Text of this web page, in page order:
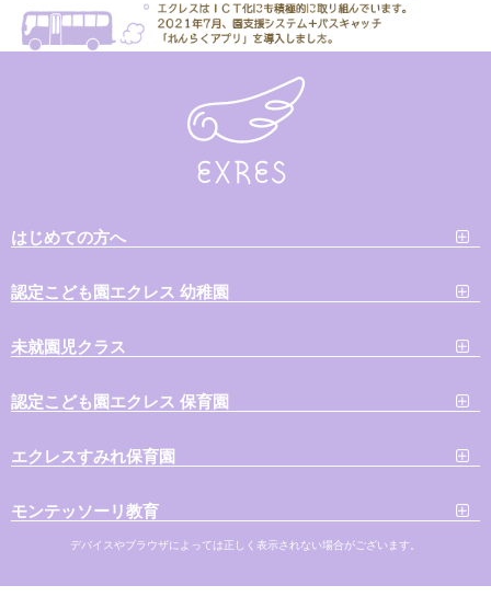
はじめての方へ
認定こども園エクレス 幼稚園
未就園児クラス
認定こども園エクレス 保育園
エクレスすみれ保育園
モンテッソーリ教育
デバイスやブラウザによっては正しく表示されない場合がございます。